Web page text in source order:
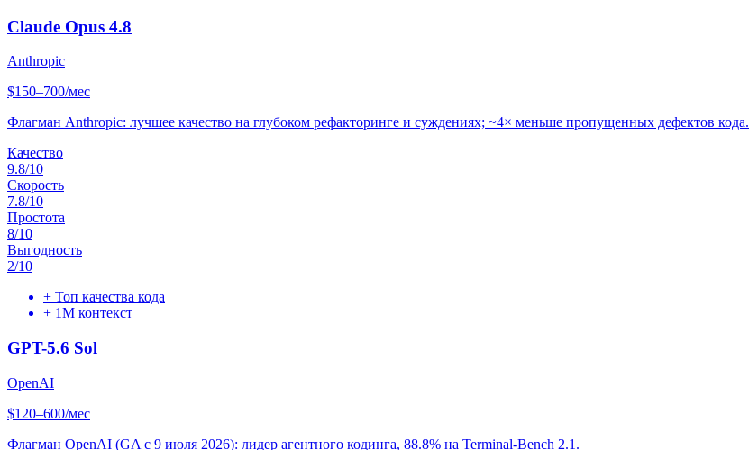
Claude Opus 4.8
Anthropic
$150–700/мес
Флагман Anthropic: лучшее качество на глубоком рефакторинге и суждениях; ~4× меньше пропущенных дефектов кода.
Качество
9.8/10
Скорость
7.8/10
Простота
8/10
Выгодность
2/10
+ Топ качества кода
+ 1M контекст
GPT-5.6 Sol
OpenAI
$120–600/мес
Флагман OpenAI (GA с 9 июля 2026): лидер агентного кодинга, 88.8% на Terminal-Bench 2.1.